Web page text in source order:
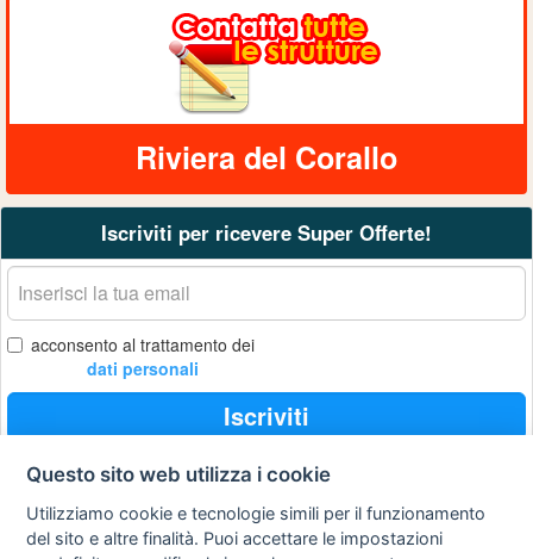
Riviera del Corallo
Iscriviti per ricevere Super Offerte!
La
tua
email
acconsento al trattamento dei
dati personali
Iscriviti
Privacy
policy
Avviso
legale
Scrivici
Questo sito web utilizza i cookie
Utilizziamo cookie e tecnologie simili per il funzionamento
del sito e altre finalità. Puoi accettare le impostazioni